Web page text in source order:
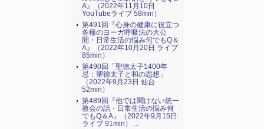
A』（2022年11月10日
YouTubeライブ 58min）
第491回『心身の健康に役立つ
各種のヨーガ呼吸法の大公
開・日常生活の悩み何でもQ＆
A』（2022年10月20日 ライブ
85min）
第490回「聖徳太子1400年
忌：聖徳太子と和の思想」
（2022年9月23日 仙台
52min）
第489回『他では聞けない統一
教会の話・日常生活の悩み何
でもQ＆A』（2022年9月15日
ライブ 91min） ...